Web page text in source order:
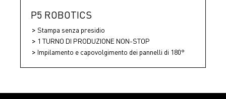
P5 ROBOTICS
Stampa senza presidio
1 TURNO DI PRODUZIONE NON-STOP
Impilamento e capovolgimento dei pannelli di 180°